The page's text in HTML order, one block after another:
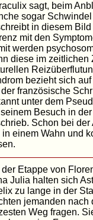
sagt, beim
sogar
in diesem
mit den
werden
diese im zeitlichen
bezieht sich
französische
unter dem
Besuch in
Schon bei
in einem Wahn und
der Etappe von
Julia halten sich
zu lange in der
jemanden nach
Weg fragen.